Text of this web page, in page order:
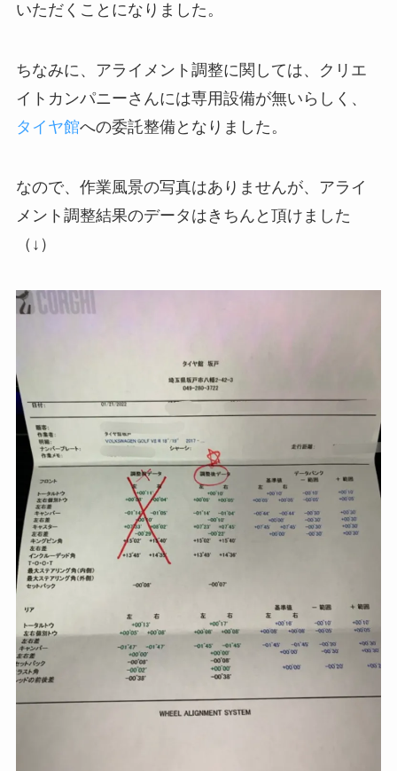
いただくことになりました。
ちなみに、アライメント調整に関しては、クリエ
イトカンパニーさんには専用設備が無いらしく、
タイヤ館への委託整備となりました。
なので、作業風景の写真はありませんが、アライ
メント調整結果のデータはきちんと頂けました
（↓）